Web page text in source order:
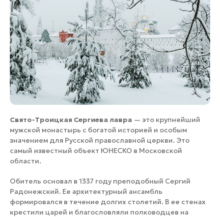
Свято-Троицкая Сергиева лавра — это крупнейший
мужской монастырь с богатой историей и особым
значением для Русской православной церкви. Это
самый известный объект ЮНЕСКО в Московской
области.
Обитель основал в 1337 году преподобный Сергий
Радонежский. Ее архитектурный ансамбль
формировался в течение долгих столетий. В ее стенах
крестили царей и благословляли полководцев на